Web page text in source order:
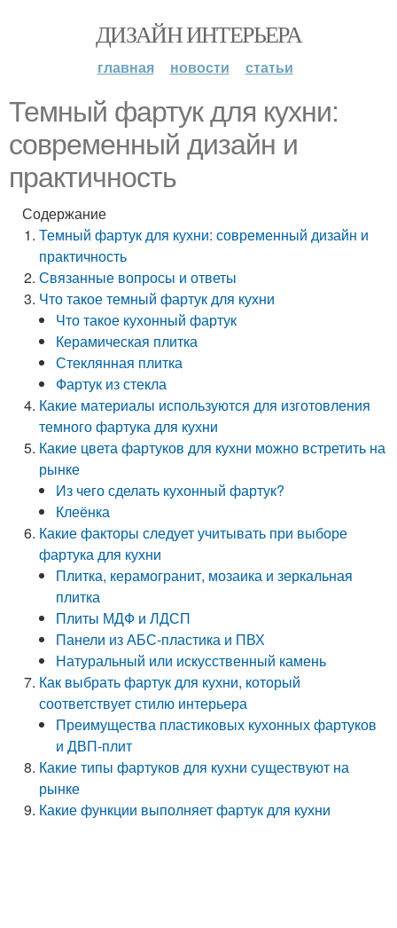
ДИЗАЙН ИНТЕРЬЕРА
главная новости статьи
Темный фартук для кухни:
современный дизайн и
практичность
Содержание
Темный фартук для кухни: современный дизайн и
практичность
Связанные вопросы и ответы
Что такое темный фартук для кухни
Что такое кухонный фартук
Керамическая плитка
Стеклянная плитка
Фартук из стекла
Какие материалы используются для изготовления
темного фартука для кухни
Какие цвета фартуков для кухни можно встретить на
рынке
Из чего сделать кухонный фартук?
Клеёнка
Какие факторы следует учитывать при выборе
фартука для кухни
Плитка, керамогранит, мозаика и зеркальная
плитка
Плиты МДФ и ЛДСП
Панели из АБС-пластика и ПВХ
Натуральный или искусственный камень
Как выбрать фартук для кухни, который
соответствует стилю интерьера
Преимущества пластиковых кухонных фартуков
и ДВП-плит
Какие типы фартуков для кухни существуют на
рынке
Какие функции выполняет фартук для кухни